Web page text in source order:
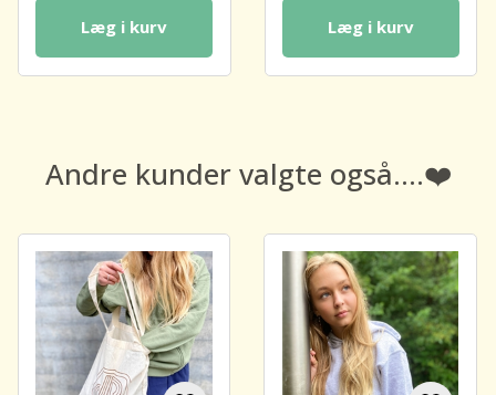
Læg i kurv Læg i kurv
Andre kunder valgte også....❤️